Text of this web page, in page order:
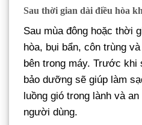
Sau thời gian dài điều hòa
Sau mùa đông hoặc thời
hòa, bụi bẩn, côn trùng
bên trong máy. Trước
bảo dưỡng sẽ giúp làm
luồng gió trong lành và
người dùng.